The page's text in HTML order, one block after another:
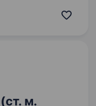
з нами?
м.